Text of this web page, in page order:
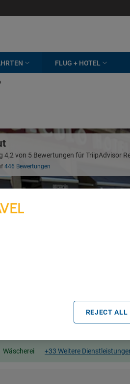
FLUG + HOTEL
446 Bewertungen
Wäscherei +33 Weitere
REJECT ALL